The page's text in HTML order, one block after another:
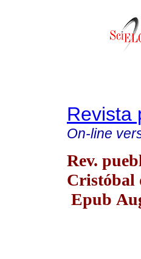
Revista
On-line
Rev.
Cristóbal
Epub